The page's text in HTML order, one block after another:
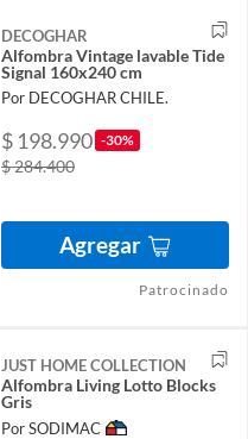
DECOGHAR
Alfombra Vintage lavable Tide
Signal 160x240 cm
Por DECOGHAR CHILE.
$ 198.990 -30%
$ 284.400
Agregar
Patrocinado
JUST HOME COLLECTION
Alfombra Living Lotto Blocks
Gris
Por SODIMAC